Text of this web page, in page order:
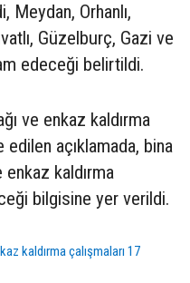
Meydan, Orhanlı,
Güzelburç, Gazi ve
edeceği belirtildi.
ve enkaz kaldırma
edilen açıklamada, bina
kaldırma
bilgisine yer verildi.
kaldırma çalışmaları 17